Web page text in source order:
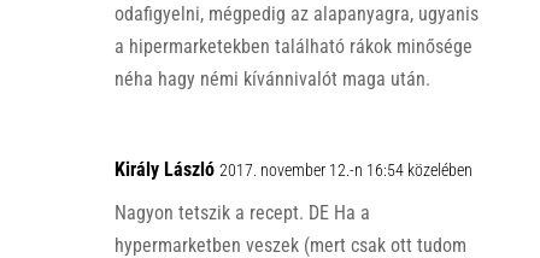
odafigyelni, mégpedig az alapanyagra, ugyanis
a hipermarketekben található rákok minősége
néha hagy némi kívánnivalót maga után.
Király László 2017. november 12.-n 16:54 közelében
Nagyon tetszik a recept. DE Ha a
hypermarketben veszek (mert csak ott tudom